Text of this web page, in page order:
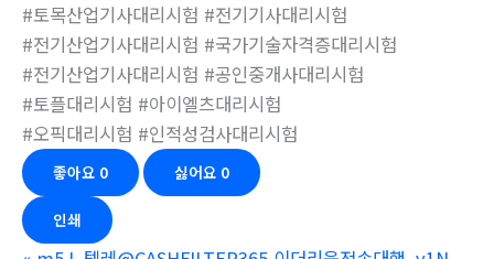
#토목산업기사대리시험 #전기기사대리시험
#전기산업기사대리시험 #국가기술자격증대리시험
#전기산업기사대리시험 #공인중개사대리시험
#토플대리시험 #아이엘츠대리시험
#오픽대리시험 #인적성검사대리시험
좋아요 0 싫어요 0
인쇄